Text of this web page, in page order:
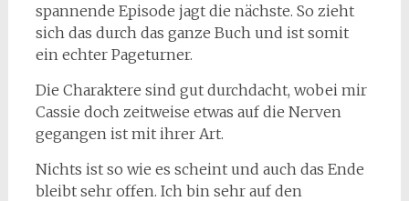
spannende Episode jagt die nächste. So zieht
sich das durch das ganze Buch und ist somit
ein echter Pageturner.
Die Charaktere sind gut durchdacht, wobei mir
Cassie doch zeitweise etwas auf die Nerven
gegangen ist mit ihrer Art.
Nichts ist so wie es scheint und auch das Ende
bleibt sehr offen. Ich bin sehr auf den